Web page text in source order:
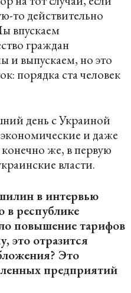
то действительно
впускаем
граждан
и выпускаем, но это
порядка ста человек
день с Украиной
и даже
же, в первую
власти.
в интервью
в республике
повышение тарифов
отразится
Это
предприятий